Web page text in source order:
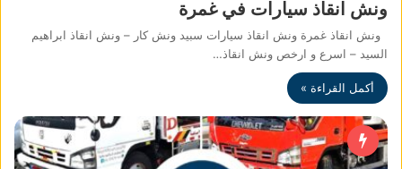
ونش انقاذ سيارات في غمرة
ونش انقاذ غمرة ونش انقاذ سيارات سبيد ونش كار – ونش انقاذ ابراهيم
السيد – اسرع و ارخص ونش انقاذ…
أكمل القراءة »